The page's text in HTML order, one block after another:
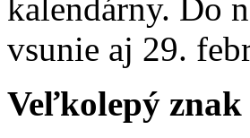
kalendárny. Do
vsunie aj 29.
Veľkolepý